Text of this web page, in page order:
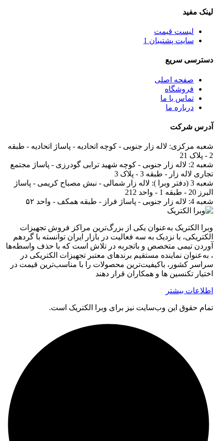
لینک مفید
لیست قیمت
سایت پشتیبان 1
دسترسی سریع
صفحه اصلی
فروشگاه
تماس با ما
درباره ما
آدرس شرکت
شعبه مرکزی: لاله زار جنوبی - کوچه اتحادیه - پاساژ اتحادیه - طبقه
2 - پلاک 21
شعبه 2:
لاله زار جنوبی - کوچه شهید ترابی گودرزی - پاساژ مجتمع
تجاری لاله زار - طبقه 3 - پلاک 3
شعبه 3 (دفتر وبرا ):
لاله زار شمالی - نبش مصباح کریمی - پاساژ
البرز 20 - طبقه 1 - واحد 212
شعبه 4:
لاله زار جنوبی - پاساژ فراز - طبقه همکف - واحد ۵۲
وبرا الکتریک به‌عنوان یکی از بزرگ‌ترین مراکز فروش تجهیزات
الکتریکی، با نزدیک به سه فعالیت در بازار ایران توانسته با گردهم‌
آوردن تیمی متخصص و باتجربه در تلاش است که با حذف واسطه‌ها
، به‌عنوان نماینده مستقیم برندهای معتبر تجهیزات الکتریکی در
سراسر کشور، باکیفیت‌ترین محصولات را با مناسب‌ترین قیمت در
اختیار تکنسین ها و همکاران قرار دهند
اطلاعات بیشتر
تمام حقوق اين وب‌سايت نیز برای وبرا الکتریک است.